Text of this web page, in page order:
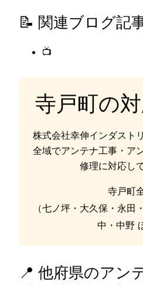
📝 関連ブログ記
📺
寺戸町の
株式会社幸伸インダスト
全域でアンテナ工事・ア
修理に対応し
寺戸町
（七ノ坪・大久保・永田
中・中野
📍 他府県のアン